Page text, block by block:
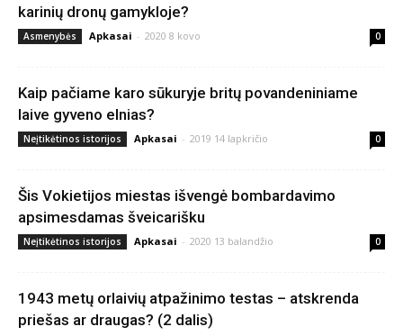
karinių dronų gamykloje?
Asmenybės Apkasai - 2020 8 kovo 0
Kaip pačiame karo sūkuryje britų povandeniniame
laive gyveno elnias?
Neįtikėtinos istorijos Apkasai - 2019 14 lapkričio 0
Šis Vokietijos miestas išvengė bombardavimo
apsimesdamas šveicarišku
Neįtikėtinos istorijos Apkasai - 2020 13 balandžio 0
1943 metų orlaivių atpažinimo testas – atskrenda
priešas ar draugas? (2 dalis)